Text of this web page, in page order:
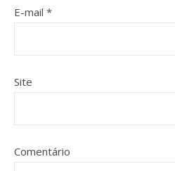
E-mail *
Site
Comentário